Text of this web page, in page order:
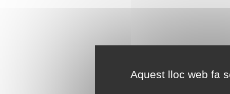
Aquest lloc web fa